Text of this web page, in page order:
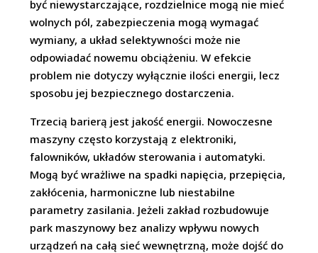
być niewystarczające, rozdzielnice mogą nie mieć
wolnych pól, zabezpieczenia mogą wymagać
wymiany, a układ selektywności może nie
odpowiadać nowemu obciążeniu. W efekcie
problem nie dotyczy wyłącznie ilości energii, lecz
sposobu jej bezpiecznego dostarczenia.
Trzecią barierą jest jakość energii. Nowoczesne
maszyny często korzystają z elektroniki,
falowników, układów sterowania i automatyki.
Mogą być wrażliwe na spadki napięcia, przepięcia,
zakłócenia, harmoniczne lub niestabilne
parametry zasilania. Jeżeli zakład rozbudowuje
park maszynowy bez analizy wpływu nowych
urządzeń na całą sieć wewnętrzną, może dojść do